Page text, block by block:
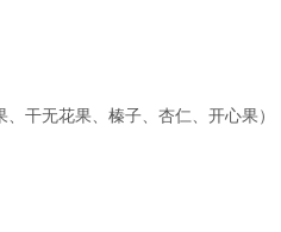
干无花果、榛子、杏仁、开心果）